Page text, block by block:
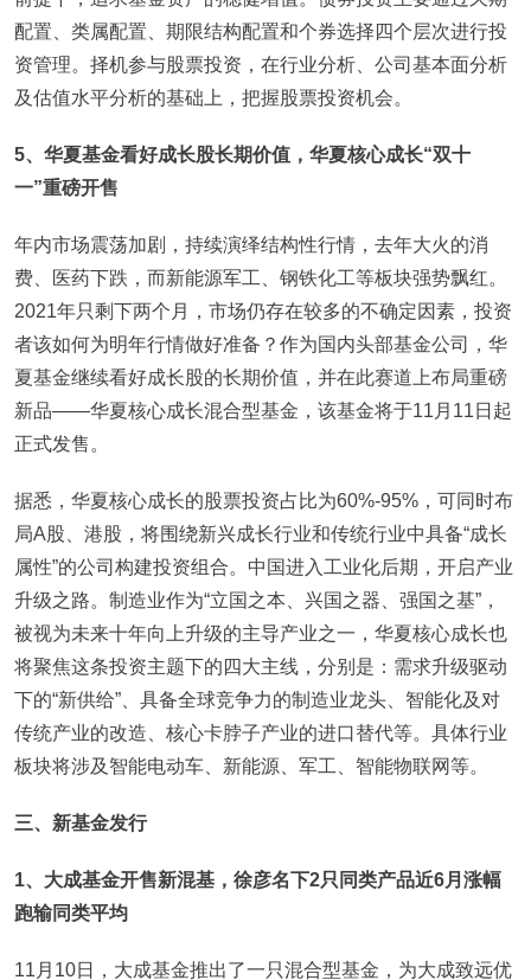
配置、类属配置、期限结构配置和个券选择四个层次进行投
资管理。择机参与股票投资，在行业分析、公司基本面分析
及估值水平分析的基础上，把握股票投资机会。
5、华夏基金看好成长股长期价值，华夏核心成长“双十
一”重磅开售
年内市场震荡加剧，持续演绎结构性行情，去年大火的消
费、医药下跌，而新能源军工、钢铁化工等板块强势飘红。
2021年只剩下两个月，市场仍存在较多的不确定因素，投资
者该如何为明年行情做好准备？作为国内头部基金公司，华
夏基金继续看好成长股的长期价值，并在此赛道上布局重磅
新品——华夏核心成长混合型基金，该基金将于11月11日起
正式发售。
据悉，华夏核心成长的股票投资占比为60%-95%，可同时布
局A股、港股，将围绕新兴成长行业和传统行业中具备“成长
属性”的公司构建投资组合。中国进入工业化后期，开启产业
升级之路。制造业作为“立国之本、兴国之器、强国之基”，
被视为未来十年向上升级的主导产业之一，华夏核心成长也
将聚焦这条投资主题下的四大主线，分别是：需求升级驱动
下的“新供给”、具备全球竞争力的制造业龙头、智能化及对
传统产业的改造、核心卡脖子产业的进口替代等。具体行业
板块将涉及智能电动车、新能源、军工、智能物联网等。
三、新基金发行
1、大成基金开售新混基，徐彦名下2只同类产品近6月涨幅
跑输同类平均
11月10日，大成基金推出了一只混合型基金，为大成致远优